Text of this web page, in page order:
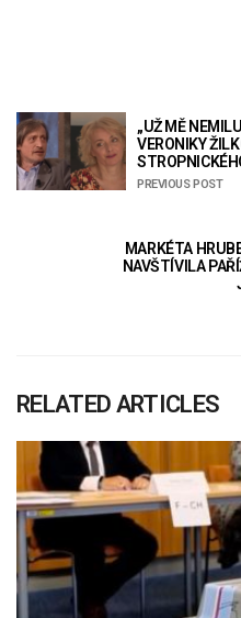
„UŽ MĚ
VERONIKY
PREVIOUS POST
MARKÉTA
NAVŠTÍVILA
RELATED ARTICLES